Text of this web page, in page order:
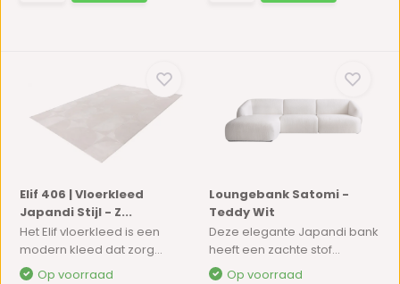
Elif 406 | Vloerkleed
Japandi Stijl - Z...
Het Elif vloerkleed is een
modern kleed dat zorg...
Op voorraad
Loungebank Satomi -
Teddy Wit
Deze elegante Japandi bank
heeft een zachte stof...
Op voorraad